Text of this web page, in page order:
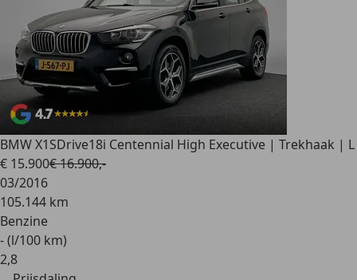
BMW X1SDrive18i Centennial High Executive | Trekhaak | L
€ 15.900€ 16.900,-
03/2016
105.144 km
Benzine
- (l/100 km)
2,8